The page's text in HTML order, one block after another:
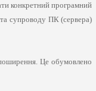
конкретний програмний
супроводу ПК (сервера)
Це обумовлено